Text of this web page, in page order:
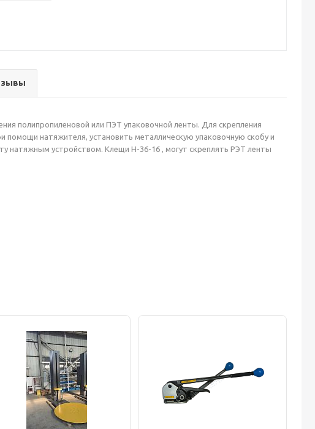
полипропиленовой или ПЭТ упаковочной ленты. Для скрепления
помощи натяжителя, установить металлическую упаковочную скобу и
натяжным устройством. Клещи Н-36-16 , могут скреплять РЭТ ленты